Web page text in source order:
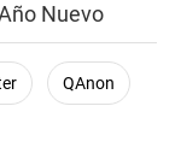
Nuevo
QAnon